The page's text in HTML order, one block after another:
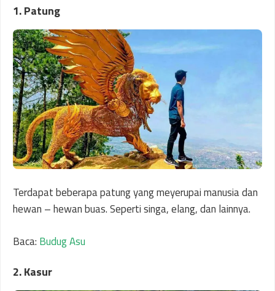
1. Patung
Terdapat beberapa patung yang meyerupai manusia dan
hewan – hewan buas. Seperti singa, elang, dan lainnya.
Baca: Budug Asu
2. Kasur